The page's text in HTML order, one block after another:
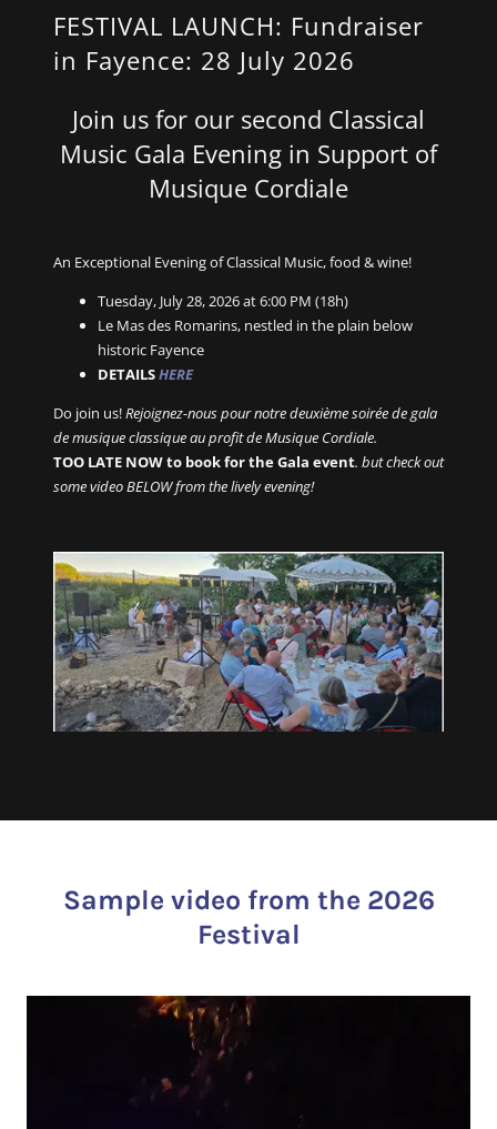
FESTIVAL LAUNCH: Fundraiser
in Fayence: 28 July 2026
Join us for our second Classical
Music Gala Evening in Support of
Musique Cordiale
An Exceptional Evening of Classical Music, food & wine!
Tuesday, July 28, 2026 at 6:00 PM (18h)
Le Mas des Romarins, nestled in the plain below
historic Fayence
DETAILSHERE
Do join us!Rejoignez-nous pour notre deuxième soirée de gala
de musique classique au profit de Musique Cordiale.
TOO LATE NOW to book for the Gala event. but check out
some video BELOW from the lively evening!
Sample video from the 2026
Festival